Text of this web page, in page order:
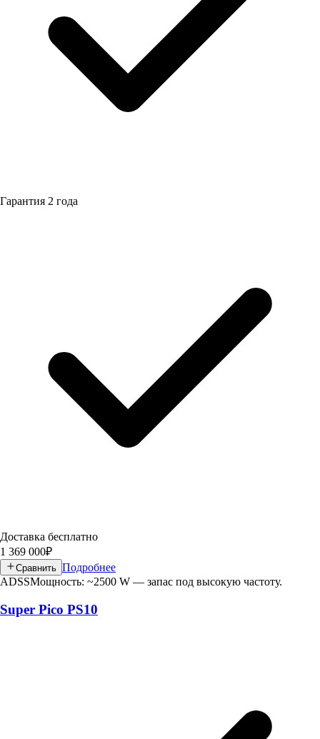
Гарантия 2 года
Доставка бесплатно
1 369 000₽
Сравнить Подробнее
ADSSМощность: ~2500 W — запас под высокую частоту.
Super Pico PS10